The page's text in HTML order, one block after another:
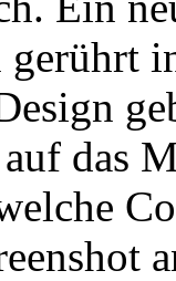
gerührt
das